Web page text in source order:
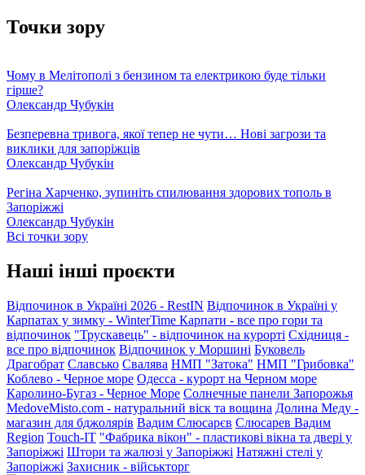
Точки зору
Чому в Мелітополі з бензином та електрикою буде тільки
гірше?
Олександр Чубукін
Безперевна тривога, якої тепер не чути… Нові загрози та
виклики для запоріжців
Олександр Чубукін
Регіна Харченко, зупиніть спилювання здорових тополь в
Запоріжжі
Олександр Чубукін
Всі точки зору
Наші інші проєкти
Відпочинок в Україні 2026 - RestIN Відпочинок в Україні у
Карпатах у зимку - WinterTime Карпати - все про гори та
відпочинок "Трускавець" - відпочинок на курорті Східниця -
все про відпочинок Відпочинок у Моршині Буковель
Драгобрат Славсько Свалява НМП "Затока" НМП "Грибовка"
Коблево - Черное море Одесса - курорт на Черном море
Каролино-Бугаз - Черное Море Солнечные панели Запорожья
MedoveMisto.com - натуральний віск та вощина Долина Меду -
магазин для бджолярів Вадим Слюсарєв Слюсарев Вадим
Region Touch-IT "Фабрика вікон" - пластикові вікна та двері у
Запоріжжі Штори та жалюзі у Запоріжжі Натяжні стелі у
Запоріжжі Захисник - військторг